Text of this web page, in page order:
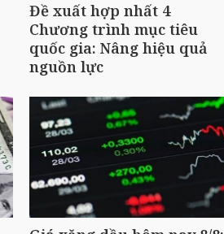
Đề xuất hợp nhất 4
Chương trình mục tiêu
quốc gia: Nâng hiệu quả
nguồn lực